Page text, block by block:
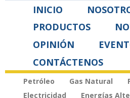
INICIO
PRODUCTOS
OPINIÓN
CONTÁCTENOS
Petróleo Gas Natural
Electricidad
Energías